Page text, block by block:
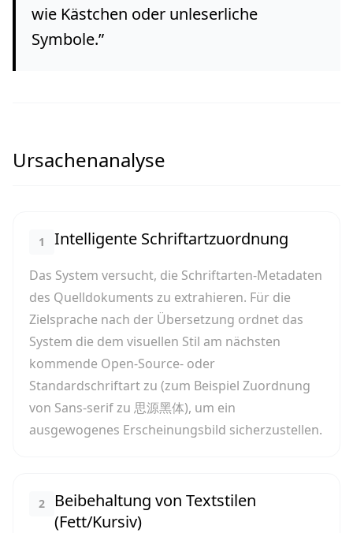
wie Kästchen oder unleserliche
Symbole.”
Ursachenanalyse
1 Intelligente Schriftartzuordnung
Das System versucht, die Schriftarten-Metadaten
des Quelldokuments zu extrahieren. Für die
Zielsprache nach der Übersetzung ordnet das
System die dem visuellen Stil am nächsten
kommende Open-Source- oder
Standardschriftart zu (zum Beispiel Zuordnung
von Sans-serif zu 思源黑体), um ein
ausgewogenes Erscheinungsbild sicherzustellen.
2
Beibehaltung von Textstilen
(Fett/Kursiv)